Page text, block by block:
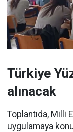
Türkiye
alınacak
Toplantıda, Milli
uygulamaya